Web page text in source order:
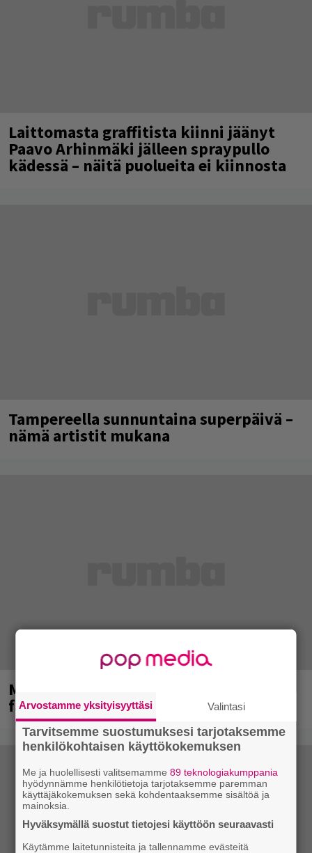
Laittomasta graffitista kiinni jäänyt
Paavo Arhinmäki jälleen spraypullo
kädessä – näitä puolueita ei kiinnosta
Tampereella sunnuntaina superpäivä –
nämä artistit mukana
Mainioita uutisia Remu Aaltosen
faneille
Arvostamme yksityisyyttäsi Valintasi
Tarvitsemme suostumuksesi tarjotaksemme
henkilökohtaisen käyttökokemuksen
Me ja huolellisesti valitsemamme89 teknologiakumppania
hyödynnämme henkilötietoja tarjotaksemme paremman
käyttäjäkokemuksen sekä kohdentaaksemme sisältöä ja
mainoksia.
Hyväksymällä suostut tietojesi käyttöön seuraavasti
Käytämme laitetunnisteita ja tallennamme evästeitä